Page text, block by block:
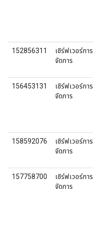
152856311
เซิร์ฟเวอร์การ
จัดการ
156453131
เซิร์ฟเวอร์การ
จัดการ
158592076
เซิร์ฟเวอร์การ
จัดการ
157758700
เซิร์ฟเวอร์การ
จัดการ